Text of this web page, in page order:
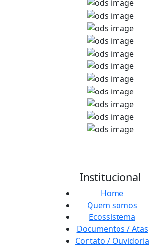
Institucional
Home
Quem somos
Ecossistema
Documentos / Atas
Contato / Ouvidoria